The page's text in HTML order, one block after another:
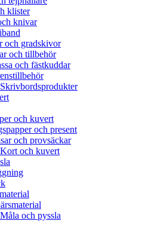
klister
knivar
och gradskivor
och tillbehör
och fästkuddar
och kuvert
och present
och provsäckar
och kuvert
och pyssla